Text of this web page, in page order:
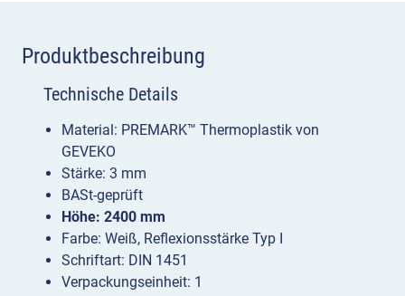
Produktbeschreibung
Technische Details
Material: PREMARK™ Thermoplastik von
GEVEKO
Stärke: 3 mm
BASt-geprüft
Höhe: 2400 mm
Farbe: Weiß, Reflexionsstärke Typ I
Schriftart: DIN 1451
Verpackungseinheit: 1